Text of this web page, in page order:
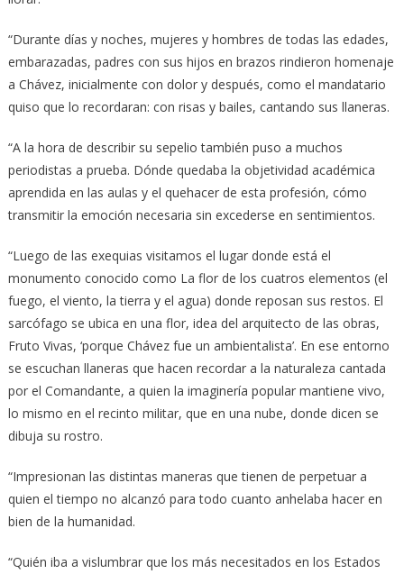
“Durante días y noches, mujeres y hombres de todas las edades,
embarazadas, padres con sus hijos en brazos rindieron homenaje
a Chávez, inicialmente con dolor y después, como el mandatario
quiso que lo recordaran: con risas y bailes, cantando sus llaneras.
“A la hora de describir su sepelio también puso a muchos
periodistas a prueba. Dónde quedaba la objetividad académica
aprendida en las aulas y el quehacer de esta profesión, cómo
transmitir la emoción necesaria sin excederse en sentimientos.
“Luego de las exequias visitamos el lugar donde está el
monumento conocido como La flor de los cuatros elementos (el
fuego, el viento, la tierra y el agua) donde reposan sus restos. El
sarcófago se ubica en una flor, idea del arquitecto de las obras,
Fruto Vivas, ‘porque Chávez fue un ambientalista’. En ese entorno
se escuchan llaneras que hacen recordar a la naturaleza cantada
por el Comandante, a quien la imaginería popular mantiene vivo,
lo mismo en el recinto militar, que en una nube, donde dicen se
dibuja su rostro.
“Impresionan las distintas maneras que tienen de perpetuar a
quien el tiempo no alcanzó para todo cuanto anhelaba hacer en
bien de la humanidad.
“Quién iba a vislumbrar que los más necesitados en los Estados